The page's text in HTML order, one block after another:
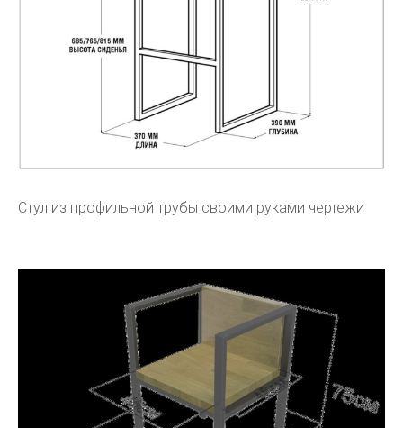
Стул из профильной трубы своими руками чертежи